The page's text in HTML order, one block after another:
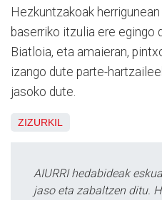
Hezkuntzakoak
baserriko itzulia ere egingo
Biatloia, eta amaieran,
izango dute parte-
jasoko dute.
ZIZURKIL
AIURRI hedabideak
jaso eta zabaltzen ditu.